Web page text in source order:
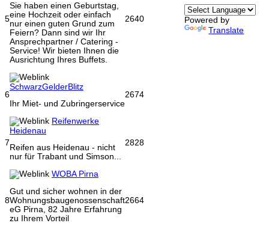
5
Sie haben einen Geburtstag,
eine Hochzeit oder einfach
nur einen guten Grund zum
Feiern? Dann sind wir Ihr
Ansprechpartner / Catering -
Service! Wir bieten Ihnen die
Ausrichtung Ihres Buffets.
2640
6
SchwarzGelderBlitz
Ihr Miet- und Zubringerservice
2674
7
Reifenwerke
Heidenau
Reifen aus Heidenau - nicht
nur für Trabant und Simson...
2828
8
WOBA Pirna
Gut und sicher wohnen in der
Wohnungsbaugenossenschaft
eG Pirna, 82 Jahre Erfahrung
zu Ihrem Vorteil
2664
Powered by
Translate